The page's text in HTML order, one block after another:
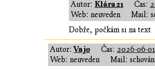
Autor: Klára21 Čas:
Web: neuveden
Mail:
Dobře, počkám si na text
Autor: Vajo Čas: 2026-06-
Web: neuveden
Mail: schován